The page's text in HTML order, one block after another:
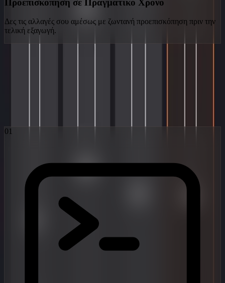
Προεπισκόπηση σε Πραγματικό Χρόνο
Δες τις αλλαγές σου αμέσως με ζωντανή προεπισκόπηση πριν την
τελική εξαγωγή.
01